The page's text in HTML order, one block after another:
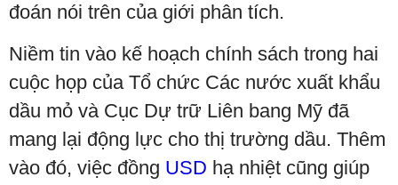
đoán nói trên của giới phân tích.
Niềm tin vào kế hoạch chính sách trong hai
cuộc họp của Tổ chức Các nước xuất khẩu
dầu mỏ và Cục Dự trữ Liên bang Mỹ đã
mang lại động lực cho thị trường dầu. Thêm
vào đó, việc đồng USD hạ nhiệt cũng giúp